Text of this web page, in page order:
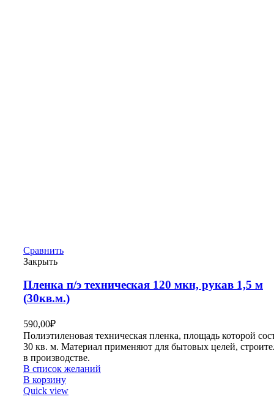
Сравнить
Закрыть
Пленка п/э техническая 120 мкн, рукав 1,5 м
(30кв.м.)
590,00₽
Полиэтиленовая техническая пленка, площадь которой
30 кв. м. Материал применяют для бытовых целей,
в производстве.
В список желаний
В корзину
Quick view